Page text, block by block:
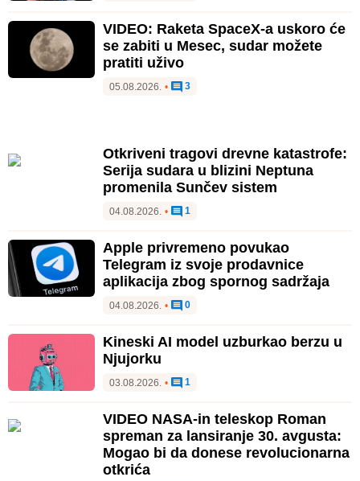
VIDEO: Raketa SpaceX-a uskoro će
se zabiti u Mesec, sudar možete
pratiti uživo
05.08.2026. • 3
Otkriveni tragovi drevne katastrofe:
Serija sudara u blizini Neptuna
promenila Sunčev sistem
04.08.2026. • 1
Apple privremeno povukao
Telegram iz svoje prodavnice
aplikacija zbog spornog sadržaja
04.08.2026. • 0
Kineski AI model uzburkao berzu u
Njujorku
03.08.2026. • 1
VIDEO NASA-in teleskop Roman
spreman za lansiranje 30. avgusta:
Mogao bi da donese revolucionarna
otkrića